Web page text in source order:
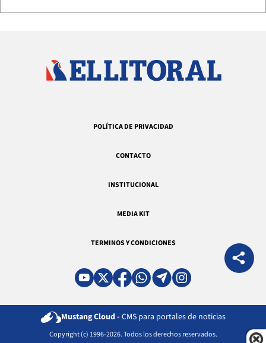
POLÍTICA DE PRIVACIDAD
CONTACTO
INSTITUCIONAL
MEDIA KIT
TERMINOS Y CONDICIONES
Mustang Cloud - CMS para portales de noticias
Copyright (c) 1996-2026. Todos los derechos reservados.